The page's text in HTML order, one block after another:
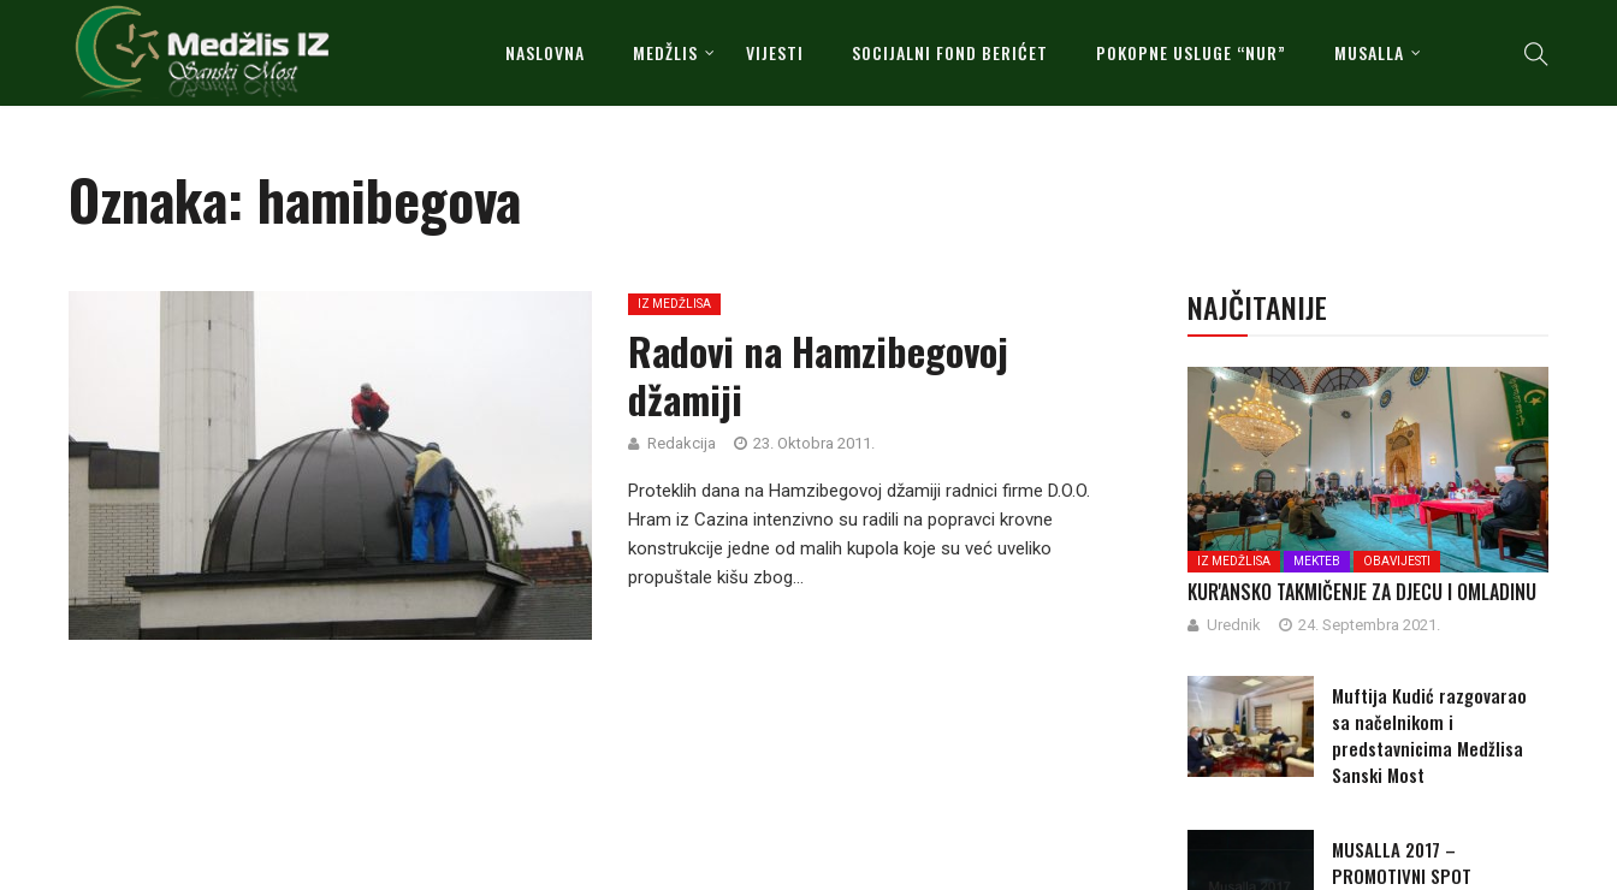
NASLOVNA MEDŽLIS VIJESTI SOCIJALNI FOND BERIĆET POKOPNE USLUGE “NUR” MUSALLA
Oznaka: hamibegova
IZ MEDŽLISA
Radovi na Hamzibegovoj
džamiji
Redakcija 23. Oktobra 2011.
Proteklih dana na Hamzibegovoj džamiji radnici firme D.O.O.
Hram iz Cazina intenzivno su radili na popravci krovne
konstrukcije jedne od malih kupola koje su već uveliko
propuštale kišu zbog...
NAJČITANIJE
IZ MEDŽLISA MEKTEB OBAVIJESTI
KUR'ANSKO TAKMIČENJE ZA DJECU I OMLADINU
Urednik 24. Septembra 2021.
Muftija Kudić razgovarao
sa načelnikom i
predstavnicima Medžlisa
Sanski Most
MUSALLA 2017 –
PROMOTIVNI SPOT